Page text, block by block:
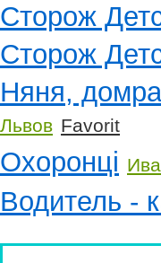
Сторож
Сторож
Няня,
Львов Favorit
Охоронці
Водитель -